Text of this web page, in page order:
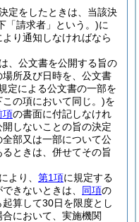
定をしたときは、当該決
「請求者」という。)に
り通知しなければなら
、公文書を公開する旨の
所及び日時を、公文書
定による公文書の一部を
の項において同じ。)を
項の書面に付記しなけれ
しないことの旨の決定
部又は一部について公
ときは、併せてその旨
より、 第1項に規定する
きないときは、 同項の
算して30日を限度とし
合において、実施機関